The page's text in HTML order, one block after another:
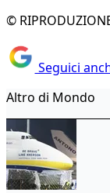
©
Seguici
Altro di Mondo